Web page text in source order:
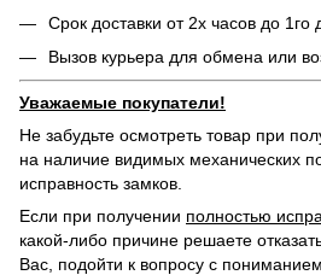
Срок доставки от 2х часов до 1го
Вызов курьера для обмена или
Уважаемые покупатели!
Не забудьте осмотреть товар при
на наличие видимых механических
исправность замков.
Если при получении полностью
какой-либо причине решаете
Вас, подойти к вопросу с